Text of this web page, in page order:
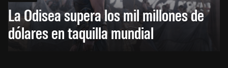
La Odisea supera los mil millones de
dólares en taquilla mundial